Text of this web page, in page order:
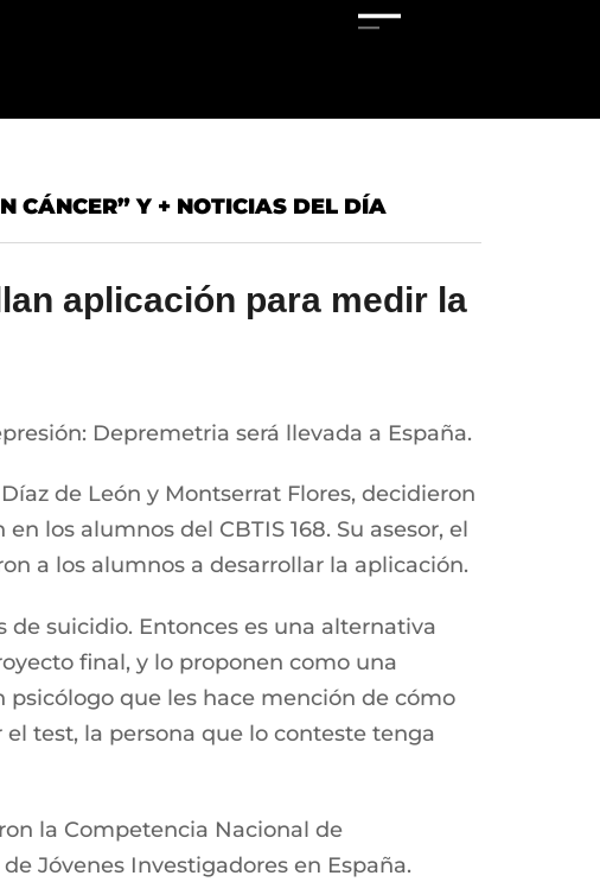
CÁNCER” Y + NOTICIAS DEL DÍA
aplicación para medir la
Depremetria será llevada a España.
de León y Montserrat Flores, decidieron
los alumnos del CBTIS 168. Su asesor, el
a los alumnos a desarrollar la aplicación.
de suicidio. Entonces es una alternativa
final, y lo proponen como una
que les hace mención de cómo
test, la persona que lo conteste tenga
la Competencia Nacional de
Jóvenes Investigadores en España.